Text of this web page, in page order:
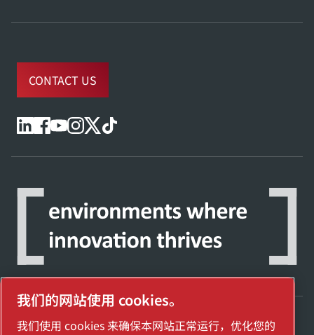
CONTACT US
我们的网站使用 cookies。
我们使用 cookies 来确保本网站正常运行，优化您的